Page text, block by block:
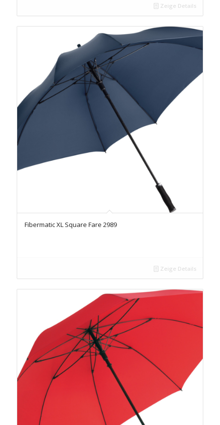
Zeige Details
Fibermatic XL Square Fare 2989
Zeige Details